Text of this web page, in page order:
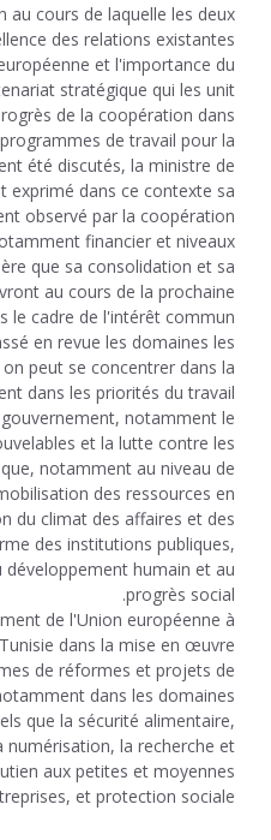
au cours de laquelle les deux
des relations existantes
et l'importance du
stratégique qui les unit.
de la coopération dans
de travail pour la
été discutés, la ministre de
exprimé dans ce contexte sa
observé par la coopération
financier et niveaux
que sa consolidation et sa
au cours de la prochaine
le cadre de l'intérêt commun.
en revue les domaines les
peut se concentrer dans la
dans les priorités du travail
notamment le
et la lutte contre les
notamment au niveau de
des ressources en
du climat des affaires et des
des institutions publiques,
développement humain et au
progrès social.
de l'Union européenne à
dans la mise en œuvre
de réformes et projets de
dans les domaines
que la sécurité alimentaire,
la recherche et
aux petites et moyennes
et protection sociale.